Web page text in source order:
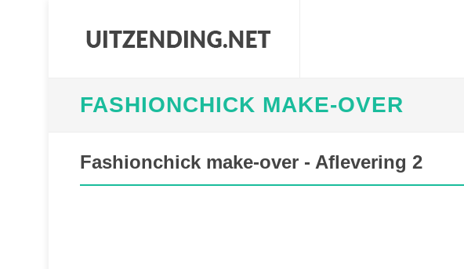
FASHIONCHICK MAKE-OVER
Fashionchick make-over - Aflevering 2